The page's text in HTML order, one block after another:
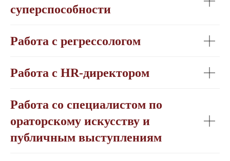
суперспособности
Работа с регрессологом
Работа с HR-директором
Работа со специалистом по
ораторскому искусству и
публичным выступлениям